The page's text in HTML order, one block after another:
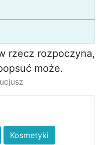
rzecz rozpoczyna,
może.
Kosmetyki